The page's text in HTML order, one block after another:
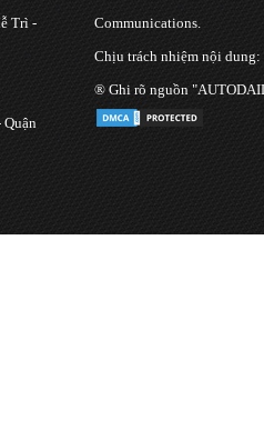
Trì -
Communications.
Chịu trách nhiệm nội dung:
® Ghi rõ nguồn